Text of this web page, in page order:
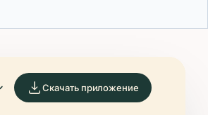
Скачать приложение